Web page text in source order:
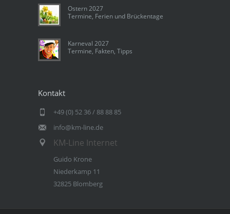
Ostern 2027
Termine, Ferien und Brückentage
Karneval 2027
Termine, Fakten, Tipps
Kontakt
+49 (0) 52 36 / 88 88 85
info@km-line.de
KM-Line Internet
Guido Krone
Niederkamp 11
32825 Blomberg